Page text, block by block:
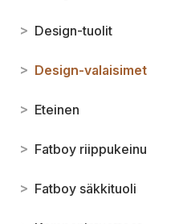
> Design-tuolit
> Design-valaisimet
> Eteinen
> Fatboy riippukeinu
> Fatboy säkkituoli